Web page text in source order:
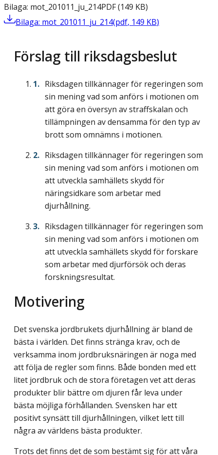
Bilaga: mot_201011_ju_214PDF(149 KB)
Bilaga: mot_201011_ju_214(pdf, 149 KB)
Förslag till riksdagsbeslut
Riksdagen tillkännager för regeringen som
sin mening vad som anförs i motionen om
att göra en översyn av straffskalan och
tillämpningen av densamma för den typ av
brott som omnämns i motionen.
Riksdagen tillkännager för regeringen som
sin mening vad som anförs i motionen om
att utveckla samhällets skydd för
näringsidkare som arbetar med
djurhållning.
Riksdagen tillkännager för regeringen som
sin mening vad som anförs i motionen om
att utveckla samhällets skydd för forskare
som arbetar med djurförsök och deras
forskningsresultat.
Motivering
Det svenska jordbrukets djurhållning är bland de
bästa i världen. Det finns stränga krav, och de
verksamma inom jordbruksnäringen är noga med
att följa de regler som finns. Både bonden med ett
litet jordbruk och de stora företagen vet att deras
produkter blir bättre om djuren får leva under
bästa möjliga förhållanden. Svensken har ett
positivt synsätt till djurhållningen, vilket lett till
några av världens bästa produkter.
Trots det finns det de som bestämt sig för att våra